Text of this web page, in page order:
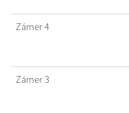
Zámer 4
Zámer 3